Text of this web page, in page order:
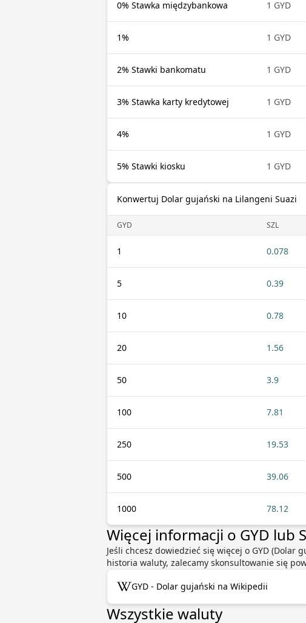
0% Stawka międzybankowa 1 GYD
1% 1 GYD
2% Stawki bankomatu 1 GYD
3% Stawka karty kredytowej 1 GYD
4% 1 GYD
5% Stawki kiosku 1 GYD
Konwertuj Dolar gujański na Lilangeni Suazi
GYD SZL
1 0.078
5 0.39
10 0.78
20 1.56
50 3.9
100 7.81
250 19.53
500 39.06
1000 78.12
Więcej informacji o GYD lub
Jeśli chcesz dowiedzieć się więcej o GYD
historia waluty, zalecamy skonsultowanie się
GYD - Dolar gujański na Wikipedii
Wszystkie waluty